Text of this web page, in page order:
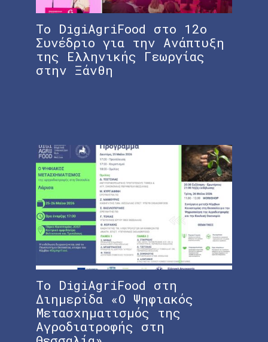
Το DigiAgriFood στο 12ο
Συνέδριο για την Ανάπτυξη
της Ελληνικής Γεωργίας
στην Ξάνθη
Το DigiAgriFood στη
Διημερίδα «Ο Ψηφιακός
Μετασχηματισμός της
Αγροδιατροφής στη